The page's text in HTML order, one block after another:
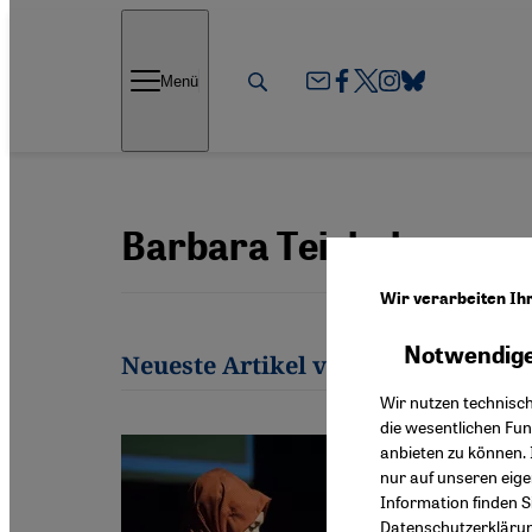
Menü
Barbara Teichelmann
Neueste Artikel von Barbara
Wir verarbeiten
Wir nutzen
die wesentlichen
anbieten zu
nur auf unseren
Information finden